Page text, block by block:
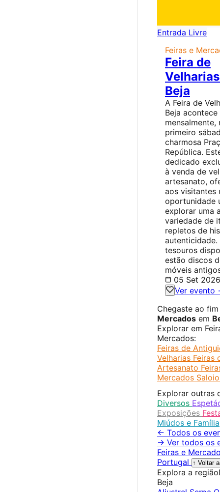
Entrada Livre
Feiras e
Feira de
Beja
A Feira de
Beja acontece
mensalmente,
primeiro
charmosa
República.
dedicado
à venda de
artesanato,
aos visitantes
oportunidade
explorar uma
variedade de
repletos de
autenticidade.
tesouros
estão discos
móveis
05 Set 2026
Ver evento
Chegaste ao
Mercados em
Explorar em
Mercados:
Feiras de
Velharias Feiras
Artesanato
Mercados
Explorar outras
Diversos
Exposições
Miúdos e Família
← Todos os
→ Ver todos os
Feiras e
Portugal ↑ Voltar
Explora a região
Beja